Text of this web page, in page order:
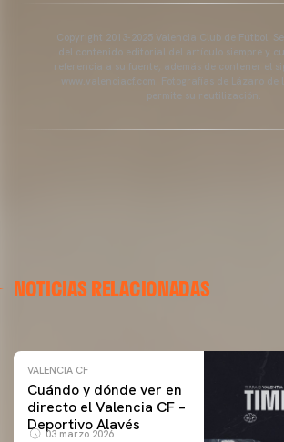
Copyright 2013-2025 Valencia Club de Fútbol.
del contenido editorial del artículo siempre y
referencia a su fuente, además de contener el
www.valenciacf.com. Fotografías de Lázaro de
permite su reutilización.
NOTICIAS RELACIONADAS
ENTRENAMIENTO DEL VALENCIA CF
VALENCIA CF
Cuándo y dónde ver en
directo el Valencia CF –
Deportivo Alavés
03 marzo 2026